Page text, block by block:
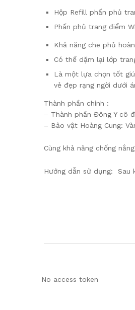
Hộp Refill phấn phủ
Phấn phủ trang điểm
Khả năng che phủ
Có thể dặm lại lớp
Là một lựa chọn tốt
vẻ đẹp rạng ngời dưới
Thành phần chính :
– Thành phần Đông Y cô
– Bảo vật Hoàng Cung:
Cùng khả năng chống
Hướng dẫn sử dụng: Sau
No access token